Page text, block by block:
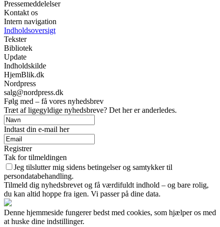
Pressemeddelelser
Kontakt os
Intern navigation
Indholdsoversigt
Tekster
Bibliotek
Update
Indholdskilde
HjemBlik.dk
Nordpress
salg@nordpress.dk
Følg med – få vores nyhedsbrev
Træt af ligegyldige nyhedsbreve? Det her er anderledes.
Indtast din e-mail her
Registrer
Tak for tilmeldingen
Jeg tilslutter mig sidens betingelser og samtykker til
persondatabehandling.
Tilmeld dig nyhedsbrevet og få værdifuldt indhold – og bare rolig,
du kan altid hoppe fra igen. Vi passer på dine data.
Denne hjemmeside fungerer bedst med cookies, som hjælper os med
at huske dine indstillinger.